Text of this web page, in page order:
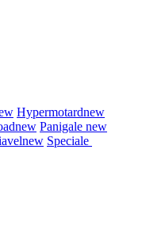
Hypermotardnew
new Panigale new
new Speciale